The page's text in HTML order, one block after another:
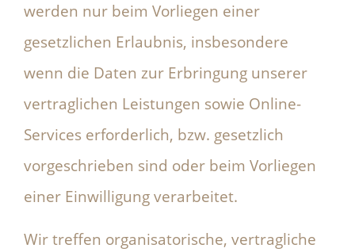
werden nur beim Vorliegen einer
gesetzlichen Erlaubnis, insbesondere
wenn die Daten zur Erbringung unserer
vertraglichen Leistungen sowie Online-
Services erforderlich, bzw. gesetzlich
vorgeschrieben sind oder beim Vorliegen
einer Einwilligung verarbeitet.
Wir treffen organisatorische, vertragliche